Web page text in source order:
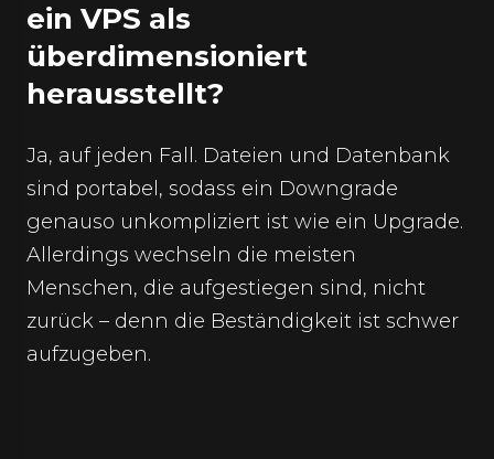
ein VPS als
überdimensioniert
herausstellt?
Ja, auf jeden Fall. Dateien und Datenbank
sind portabel, sodass ein Downgrade
genauso unkompliziert ist wie ein Upgrade.
Allerdings wechseln die meisten
Menschen, die aufgestiegen sind, nicht
zurück – denn die Beständigkeit ist schwer
aufzugeben.